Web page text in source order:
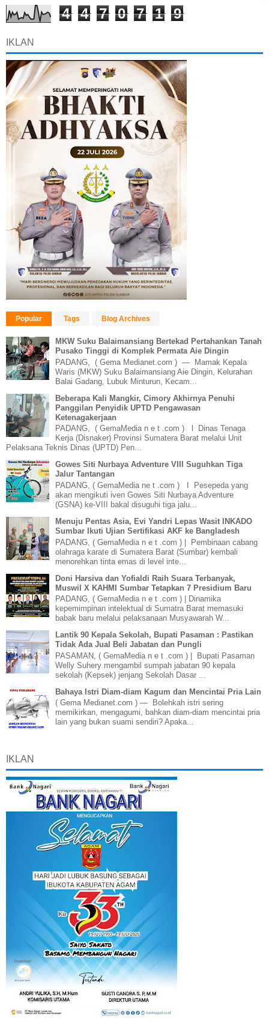
4 4 7 0 7 1 9
IKLAN
Popular Tags Blog Archives
MKW Suku Balaimansiang Bertekad Pertahankan Tanah
Pusako Tinggi di Komplek Permata Aie Dingin
PADANG, ( Gema Medianet.com ) — Mamak Kepala
Waris (MKW) Suku Balaimansiang Aie Dingin, Kelurahan
Balai Gadang, Lubuk Minturun, Kecam...
Beberapa Kali Mangkir, Cimory Akhirnya Penuhi
Panggilan Penyidik UPTD Pengawasan
Ketenagakerjaan
PADANG, ( GemaMedia n e t .com ) l Dinas Tenaga
Kerja (Disnaker) Provinsi Sumatera Barat melalui Unit
Pelaksana Teknis Dinas (UPTD) Pen...
Gowes Siti Nurbaya Adventure VIII Suguhkan Tiga
Jalur Tantangan
PADANG, ( GemaMedia ne t .com ) I Pesepeda yang
akan mengikuti iven Gowes Siti Nurbaya Adventure
(GSNA) ke-VIII bakal disuguhi tiga jalu...
Menuju Pentas Asia, Evi Yandri Lepas Wasit INKADO
Sumbar Ikuti Ujian Sertifikasi AKF ke Bangladesh
PADANG, ( GemaMedia n e t .com ) | Pembinaan cabang
olahraga karate di Sumatera Barat (Sumbar) kembali
menorehkan tinta emas di level inte...
Doni Harsiva dan Yofialdi Raih Suara Terbanyak,
Muswil X KAHMI Sumbar Tetapkan 7 Presidium Baru
PADANG, ( GemaMedia n e t .com ) | Dinamika
kepemimpinan intelektual di Sumatra Barat memasuki
babak baru melalui pelaksanaan Musyawarah W...
Lantik 90 Kepala Sekolah, Bupati Pasaman : Pastikan
Tidak Ada Jual Beli Jabatan dan Pungli
PASAMAN, ( GemaMedia n e t .com ) | Bupati Pasaman
Welly Suhery mengambil sumpah jabatan 90 kepala
sekolah (Kepsek) jenjang Sekolah Dasar ...
Bahaya Istri Diam-diam Kagum dan Mencintai Pria Lain
( Gema Medianet.com ) — Bolehkah istri sering
memikirkan, mengagumi, bahkan diam-diam mencintai pria
lain yang bukan suami sendiri? Apaka...
IKLAN